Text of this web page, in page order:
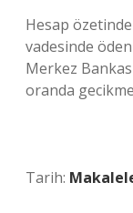
Hesap
vadesinde
Merkez
oranda
Tarih: